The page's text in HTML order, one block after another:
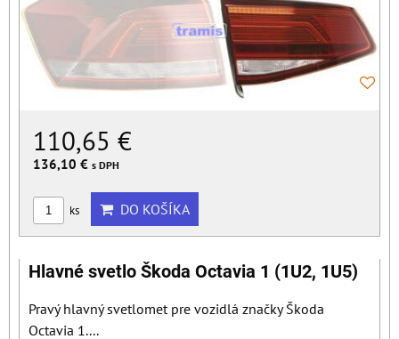
110,65 €
136,10 € s DPH
ks DO KOŠÍKA
Hlavné svetlo Škoda Octavia 1 (1U2, 1U5)
Pravý hlavný svetlomet pre vozidlá značky Škoda
Octavia 1....